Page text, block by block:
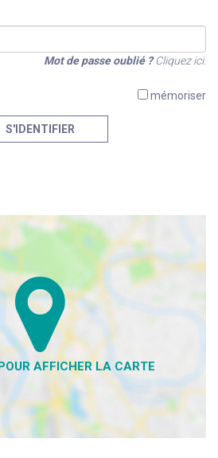
Mot de passe oublié ?Cliquez ici.
mémoriser
S'IDENTIFIER